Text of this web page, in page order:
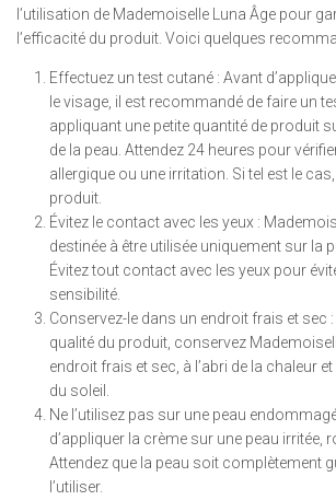
l’utilisation de Mademoiselle Luna Âge pour
l’efficacité du produit. Voici quelques
Effectuez un test cutané : Avant
le visage, il est recommandé de faire un
appliquant une petite quantité de produit
de la peau. Attendez 24 heures pour
allergique ou une irritation. Si tel est le
produit.
Évitez le contact avec les yeux :
destinée à être utilisée uniquement sur la
Évitez tout contact avec les yeux pour
sensibilité.
Conservez-le dans un endroit frais et sec
qualité du produit, conservez
endroit frais et sec, à l’abri de la chaleur
du soleil.
Ne l’utilisez pas sur une peau
d’appliquer la crème sur une peau irritée,
Attendez que la peau soit complètement
l’utiliser.